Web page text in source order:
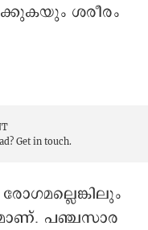
ശരീരം
Get in touch.
പഞ്ചസാര